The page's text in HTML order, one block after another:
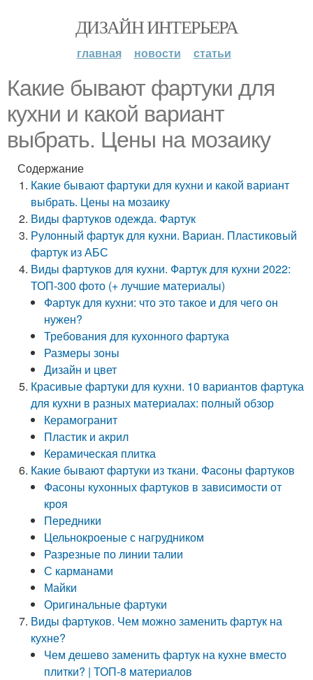
ДИЗАЙН ИНТЕРЬЕРА
главная новости статьи
Какие бывают фартуки для
кухни и какой вариант
выбрать. Цены на мозаику
Содержание
Какие бывают фартуки для кухни и какой вариант
выбрать. Цены на мозаику
Виды фартуков одежда. Фартук
Рулонный фартук для кухни. Вариан. Пластиковый
фартук из АБС
Виды фартуков для кухни. Фартук для кухни 2022:
ТОП-300 фото (+ лучшие материалы)
Фартук для кухни: что это такое и для чего он
нужен?
Требования для кухонного фартука
Размеры зоны
Дизайн и цвет
Красивые фартуки для кухни. 10 вариантов фартука
для кухни в разных материалах: полный обзор
Керамогранит
Пластик и акрил
Керамическая плитка
Какие бывают фартуки из ткани. Фасоны фартуков
Фасоны кухонных фартуков в зависимости от
кроя
Передники
Цельнокроеные с нагрудником
Разрезные по линии талии
С карманами
Майки
Оригинальные фартуки
Виды фартуков. Чем можно заменить фартук на
кухне?
Чем дешево заменить фартук на кухне вместо
плитки? | ТОП-8 материалов